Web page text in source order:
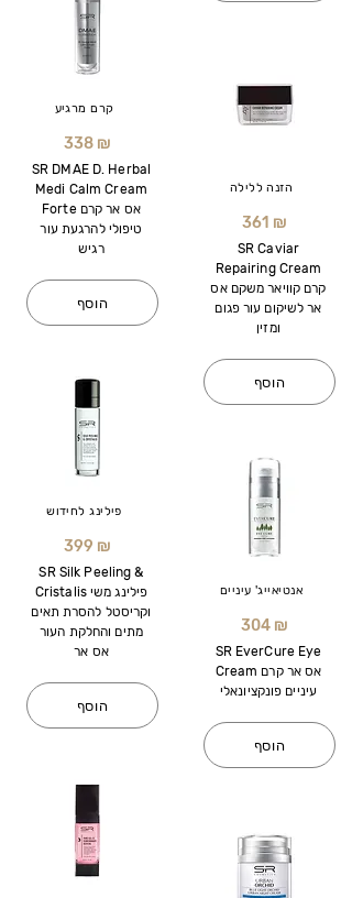
קרם מרגיע
338 ₪
SR DMAE D. Herbal
Medi Calm Cream
Forte אס אר קרם
טיפולי להרגעת עור
רגיש
הוסף
פילינג לחידוש
399 ₪
SR Silk Peeling &
Cristalis פילינג משי
וקריסטל להסרת תאים
מתים והחלקת העור
אס אר
הוסף
הזנה ללילה
361 ₪
SR Caviar
Repairing Cream
קרם קוויאר משקם אס
אר לשיקום עור פגום
ומזין
הוסף
אנטיאייג' עיניים
304 ₪
SR EverCure Eye
Cream אס אר קרם
עיניים פונקציונאלי
הוסף